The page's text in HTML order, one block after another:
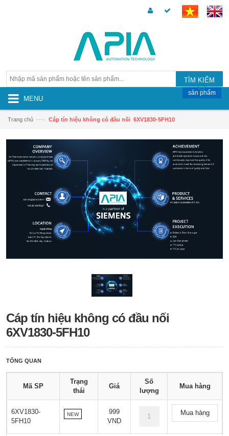
TÌM KIẾM
MENU
sản phẩm
Trang chủ —› Cáp tín hiệu không có đầu nối 6XV1830-5FH10
Cáp tín hiệu không có đầu nối
6XV1830-5FH10
TỔNG QUAN
Mã SP
Trạng
thái
Giá
Số
lượng
Mua hàng
6XV1830-
5FH10
NEW
999
VND
Mua hàng